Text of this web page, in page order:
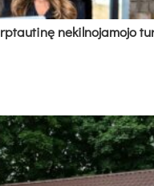
nekilnojamojo